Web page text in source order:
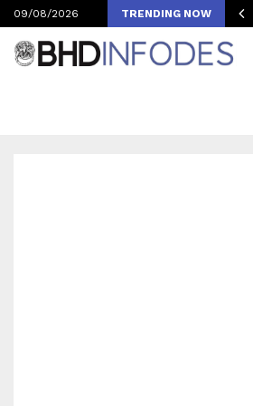
09/08/2026 TRENDING NOW
Merlinovih koncerata